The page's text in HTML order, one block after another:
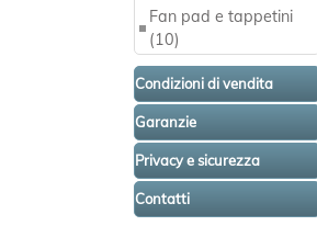
Fan pad e tappetini
(10)
Condizioni di vendita
Garanzie
Privacy e sicurezza
Contatti